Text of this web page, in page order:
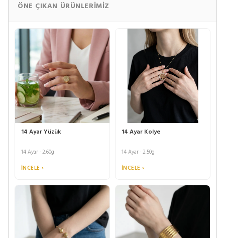
ÖNE ÇIKAN ÜRÜNLERIMIZ
14 Ayar Yüzük
14 Ayar · 2.60g
İNCELE ›
14 Ayar Kolye
14 Ayar · 2.50g
İNCELE ›